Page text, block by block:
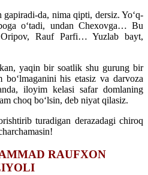
da, nima qipti, dersiz. Yoʻq-
oʻtadi, undan Chexovga… Bu
Rauf Parfi… Yuzlab bayt,
yaqin bir soatlik shu gurung bir
his etasiz va darvoza
iloyim kelasi safar domlaning
choq boʻlsin, deb niyat qilasiz.
turadigan derazadagi chiroq
RAUFXON